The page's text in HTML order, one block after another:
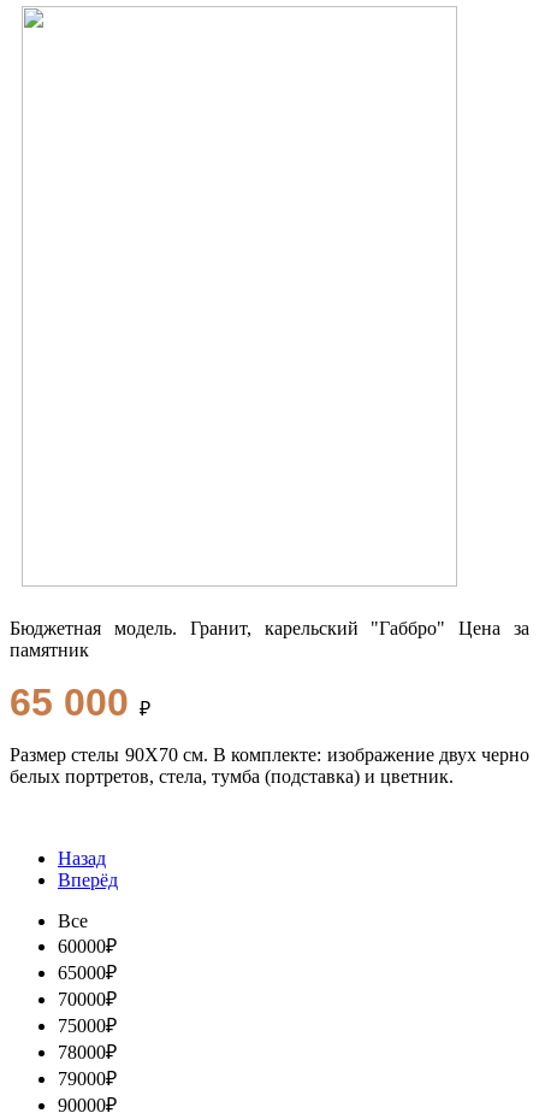
Бюджетная модель. Гранит, карельский "Габбро" Цена за
памятник
65 000 ₽
Размер стелы 90Х70 см. В комплекте: изображение двух черно
белых портретов, стела, тумба (подставка) и цветник.
Назад
Вперёд
Все
60000₽
65000₽
70000₽
75000₽
78000₽
79000₽
90000₽